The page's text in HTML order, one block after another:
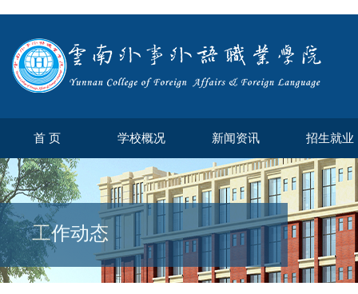
首 页 学校概况 新闻资讯 招生就业
工作动态